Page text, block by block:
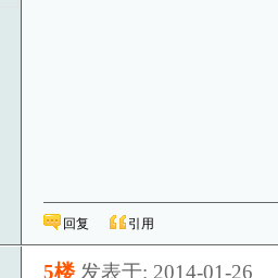
回复 引用
5楼 发表于: 2014-01-26